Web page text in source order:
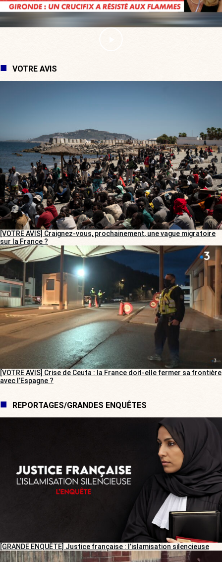
VOTRE AVIS
[VOTRE AVIS] Craignez-vous, prochainement, une vague migratoire
sur la France ?
[VOTRE AVIS] Crise de Ceuta : la France doit-elle fermer sa frontière
avec l’Espagne ?
REPORTAGES/GRANDES ENQUÊTES
[GRANDE ENQUÊTE] Justice française : l’islamisation silencieuse